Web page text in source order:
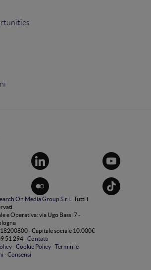
On Media Group S.r.l.
. Tutti i
e Operativa: via Ugo Bassi 7 -
- Capitale sociale 10.000€
51 294 -Contatti
-Cookie Policy-Termini e
-Consensi